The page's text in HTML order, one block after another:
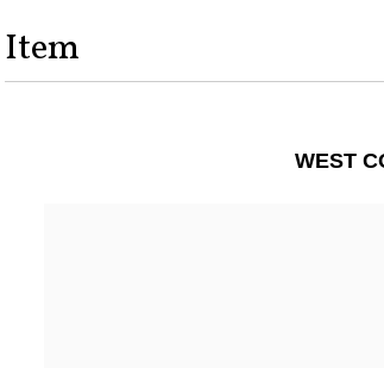
Item
WEST